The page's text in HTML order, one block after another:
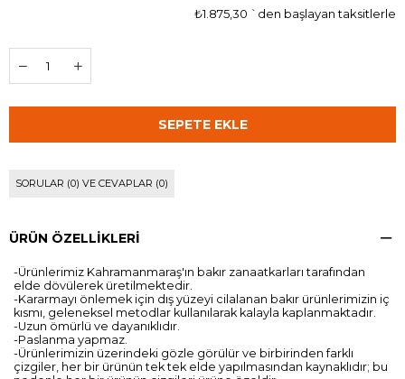
₺1.875,30 `den başlayan taksitlerle
SORULAR (0) VE CEVAPLAR (0)
ÜRÜN ÖZELLIKLERI
-Ürünlerimiz Kahramanmaraş'ın bakır zanaatkarları tarafından
elde dövülerek üretilmektedir.
-Kararmayı önlemek için dış yüzeyi cilalanan bakır ürünlerimizin iç
kısmı, geleneksel metodlar kullanılarak kalayla kaplanmaktadır.
-Uzun ömürlü ve dayanıklıdır.
-Paslanma yapmaz.
-Ürünlerimizin üzerindeki gözle görülür ve birbirinden farklı
çizgiler, her bir ürünün tek tek elde yapılmasından kaynaklıdır; bu